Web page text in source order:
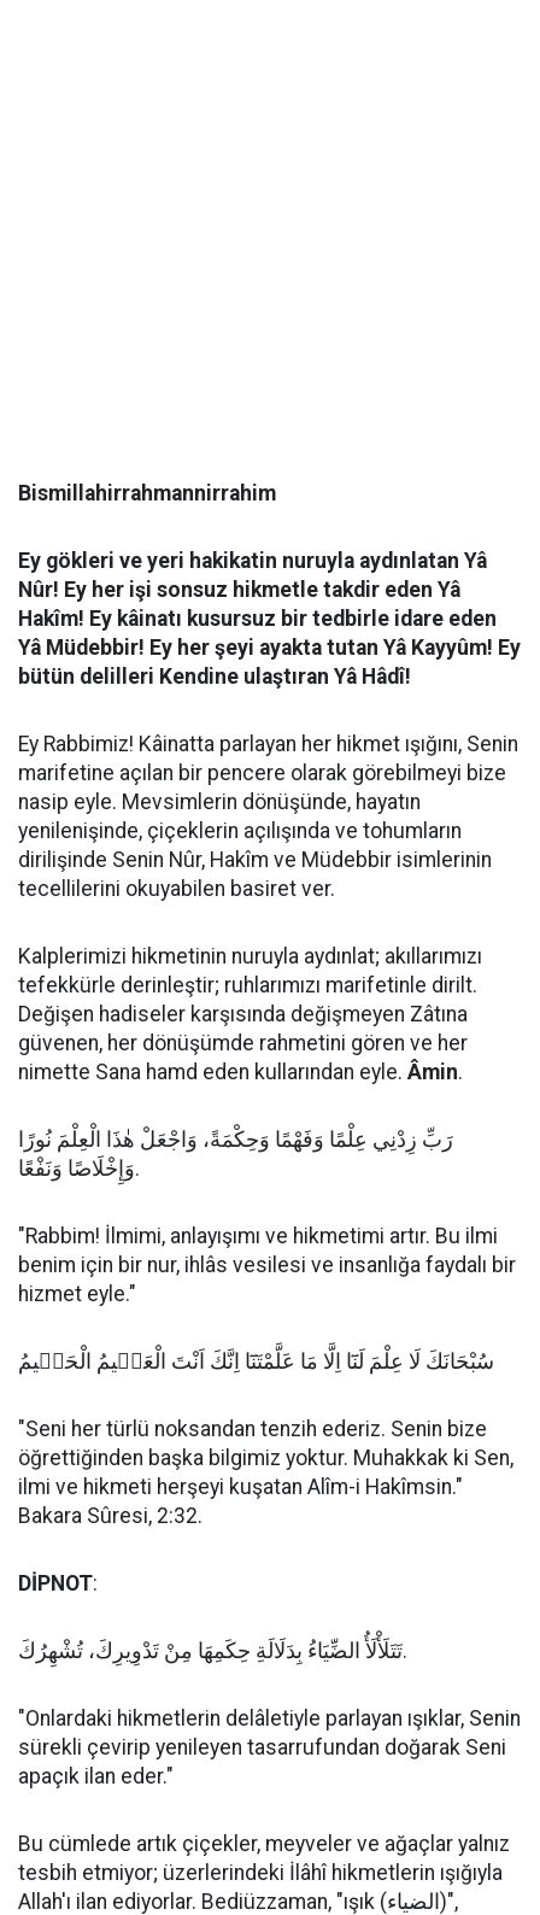
Bismillahirrahmannirrahim
Ey gökleri ve yeri hakikatin nuruyla aydınlatan Yâ
Nûr! Ey her işi sonsuz hikmetle takdir eden Yâ
Hakîm! Ey kâinatı kusursuz bir tedbirle idare eden
Yâ Müdebbir! Ey her şeyi ayakta tutan Yâ Kayyûm! Ey
bütün delilleri Kendine ulaştıran Yâ Hâdî!
Ey Rabbimiz! Kâinatta parlayan her hikmet ışığını, Senin
marifetine açılan bir pencere olarak görebilmeyi bize
nasip eyle. Mevsimlerin dönüşünde, hayatın
yenilenişinde, çiçeklerin açılışında ve tohumların
dirilişinde Senin Nûr, Hakîm ve Müdebbir isimlerinin
tecellilerini okuyabilen basiret ver.
Kalplerimizi hikmetinin nuruyla aydınlat; akıllarımızı
tefekkürle derinleştir; ruhlarımızı marifetinle dirilt.
Değişen hadiseler karşısında değişmeyen Zâtına
güvenen, her dönüşümde rahmetini gören ve her
nimette Sana hamd eden kullarından eyle. Âmin.
رَبِّ زِدْنِي عِلْمًا وَفَهْمًا وَحِكْمَةً، وَاجْعَلْ هٰذَا الْعِلْمَ نُورًا
وَإِخْلَاصًا وَنَفْعًا.
"Rabbim! İlmimi, anlayışımı ve hikmetimi artır. Bu ilmi
benim için bir nur, ihlâs vesilesi ve insanlığa faydalı bir
hizmet eyle."
سُبْحَانَكَ لَا عِلْمَ لَنَٓا اِلَّا مَا عَلَّمْتَنَٓا اِنَّكَ اَنْتَ الْعَلٖيمُ الْحَكٖيمُ
"Seni her türlü noksandan tenzih ederiz. Senin bize
öğrettiğinden başka bilgimiz yoktur. Muhakkak ki Sen,
ilmi ve hikmeti herşeyi kuşatan Alîm-i Hakîmsin."
Bakara Sûresi, 2:32.
DİPNOT:
تَتَلَأْلَأُ الضِّيَاءُ بِدَلَالَةِ حِكَمِهَا مِنْ تَدْوِيرِكَ، تُشْهِرُكَ.
"Onlardaki hikmetlerin delâletiyle parlayan ışıklar, Senin
sürekli çevirip yenileyen tasarrufundan doğarak Seni
apaçık ilan eder."
Bu cümlede artık çiçekler, meyveler ve ağaçlar yalnız
tesbih etmiyor; üzerlerindeki İlâhî hikmetlerin ışığıyla
Allah'ı ilan ediyorlar. Bediüzzaman, "ışık (الضياء)",